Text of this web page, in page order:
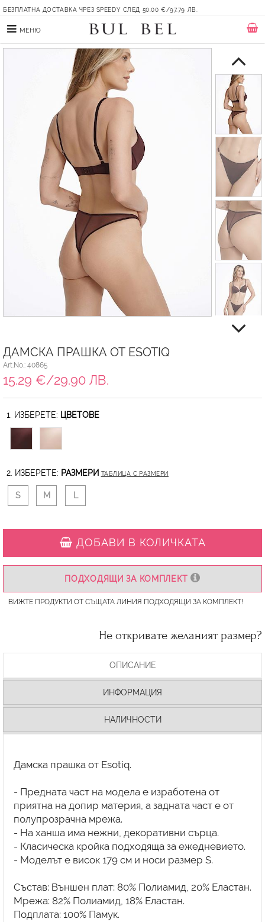
БЕЗПЛАТНА ДОСТАВКА ЧРЕЗ SPEEDY СЛЕД 50.00 €/97.79 ЛВ.
МЕНЮ
ДАМСКА ПРАШКА ОТ ESOTIQ
Art.No.: 40865
15.29 €/29.90 ЛВ.
1. ИЗБЕРЕТЕ: ЦВЕТОВЕ
2. ИЗБЕРЕТЕ: РАЗМЕРИ ТАБЛИЦА С РАЗМЕРИ
S M L
ДОБАВИ В КОЛИЧКАТА
ПОДХОДЯЩИ ЗА КОМПЛЕКТ
ВИЖТЕ ПРОДУКТИ ОТ СЪЩАТА ЛИНИЯ ПОДХОДЯЩИ ЗА КОМПЛЕКТ!
Не откривате желаният размер?
ОПИСАНИЕ
ИНФОРМАЦИЯ
НАЛИЧНОСТИ
Дамска прашка от Esotiq.
- Предната част на модела е изработена от
приятна на допир материя, а задната част е от
полупрозрачна мрежа.
- На ханша има нежни, декоративни сърца.
- Класическа кройка подходяща за ежедневието.
- Моделът е висок 179 см и носи размер S.
Състав: Външен плат: 80% Полиамид, 20% Еластан.
Мрежа: 82% Полиамид, 18% Еластан.
Подплата: 100% Памук.